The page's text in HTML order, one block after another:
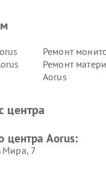
Ремонт
Ремонт
Aorus
центра
центра Aorus:
Мира, 7